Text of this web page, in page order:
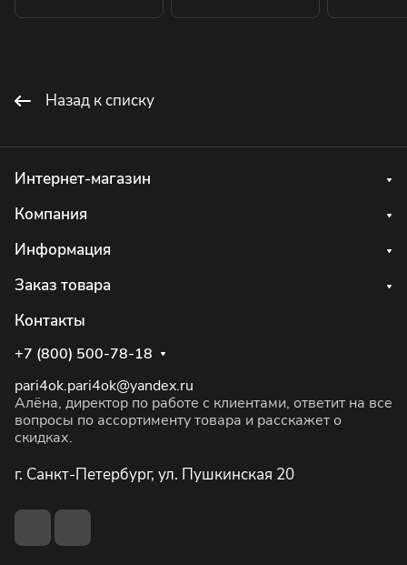
Назад к списку
Интернет-магазин
Компания
Информация
Заказ товара
Контакты
+7 (800) 500-78-18
pari4ok.pari4ok@yandex.ru
Алёна, директор по работе с клиентами, ответит на все
вопросы по ассортименту товара и расскажет о
скидках.
г. Санкт-Петербург, ул. Пушкинская 20